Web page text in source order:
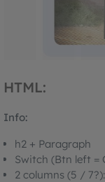
HTML:
Info:
h2 + Paragraph
Switch (Btn left =
2 columns (5 /